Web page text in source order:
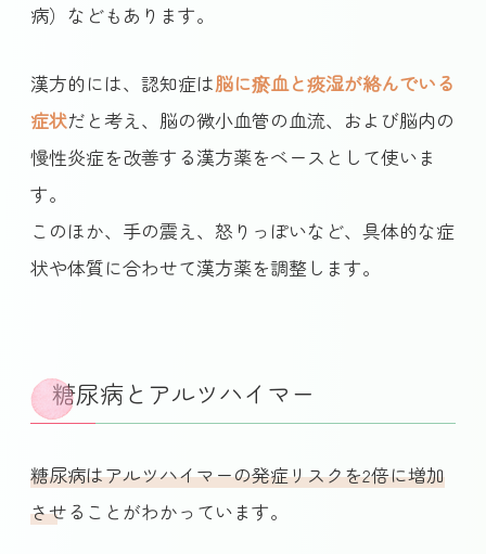
病）などもあります。
漢方的には、認知症は脳に瘀血と痰湿が絡んでいる
症状だと考え、脳の微小血管の血流、および脳内の
慢性炎症を改善する漢方薬をベースとして使いま
す。
このほか、手の震え、怒りっぽいなど、具体的な症
状や体質に合わせて漢方薬を調整します。
糖尿病とアルツハイマー
糖尿病はアルツハイマーの発症リスクを2倍に増加
させる ことがわかっています。